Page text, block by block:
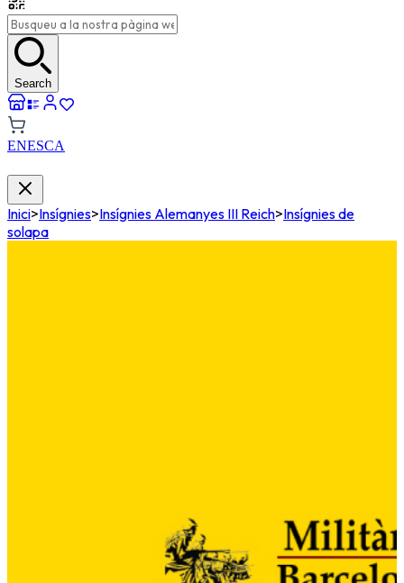
Search
ENESCA
Inici>Insígnies>Insígnies Alemanyes III Reich>Insígnies de
solapa